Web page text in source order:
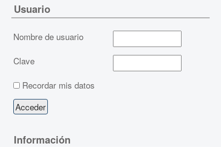
Usuario
Nombre de usuario
Clave
Recordar mis datos
Información